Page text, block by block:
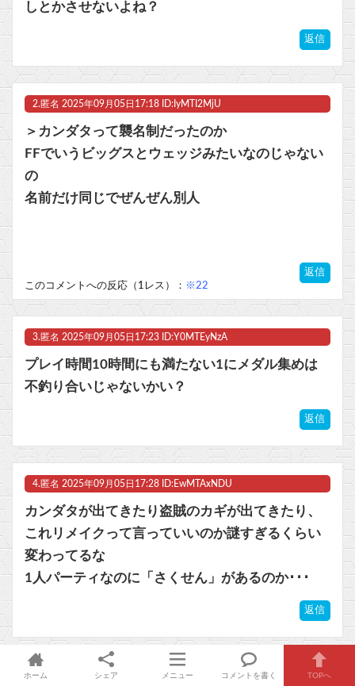
【ウマ娘】コミケで配布予定だった非公式グッズ「オグリキャップタマモクロスアクリル定規」意外(?)な落とし穴により配布を撤回することに…
ビットコイン再び1600万円へ。ドル円は147円に
しとかさせないよね？
返信
2. 匿名 2025年09月05日17:18 ID:IyMTI2MjU
＞カンダタって襲名制だったのか
FFでいうビッグスとウェッジみたいなのじゃない
の
名前だけ同じでぜんぜん別人
返信
このコメントへの反応（1レス）： ※22
3. 匿名 2025年09月05日17:23 ID:Y0MTEyNzA
プレイ時間10時間にも満たない1にメダル集めは
不釣り合いじゃないかい？
返信
4. 匿名 2025年09月05日17:28 ID:EwMTAxNDU
カンダタが出てきたり盗賊のカギが出てきたり、
これリメイクって言っていいのか謎すぎるくらい
変わってるな
1人パーティなのに「さくせん」があるのか･･･
返信
5. 匿名 2025年09月05日17:30 ID:M2MzExMzA
ホーム シェア メニュー コメントを書く TOPへ